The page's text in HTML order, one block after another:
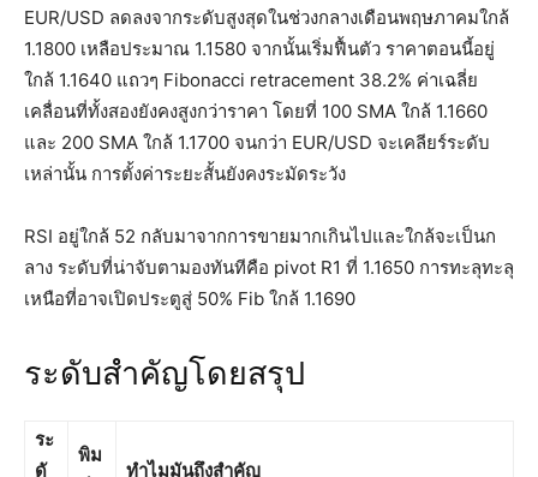
EUR/USD ลดลงจากระดับสูงสุดในช่วงกลางเดือนพฤษภาคมใกล้
1.1800 เหลือประมาณ 1.1580 จากนั้นเริ่มฟื้นตัว ราคาตอนนี้อยู่
ใกล้ 1.1640 แถวๆ Fibonacci retracement 38.2% ค่าเฉลี่ย
เคลื่อนที่ทั้งสองยังคงสูงกว่าราคา โดยที่ 100 SMA ใกล้ 1.1660
และ 200 SMA ใกล้ 1.1700 จนกว่า EUR/USD จะเคลียร์ระดับ
เหล่านั้น การตั้งค่าระยะสั้นยังคงระมัดระวัง
RSI อยู่ใกล้ 52 กลับมาจากการขายมากเกินไปและใกล้จะเป็นก
ลาง ระดับที่น่าจับตามองทันทีคือ pivot R1 ที่ 1.1650 การทะลุทะลุ
เหนือที่อาจเปิดประตูสู่ 50% Fib ใกล้ 1.1690
ระดับสำคัญโดยสรุป
ระ
ดั
พิม
ทำไมมันถึงสำคัญ